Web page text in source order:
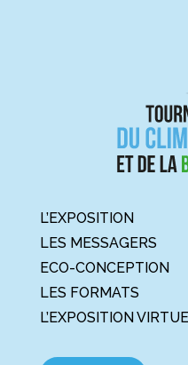
L’EXPOSITION
LES MESSAGERS
ECO-CONCEPTION
LES FORMATS
L’EXPOSITION